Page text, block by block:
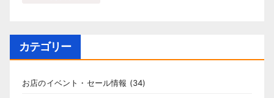
カテゴリー
お店のイベント・セール情報 (34)